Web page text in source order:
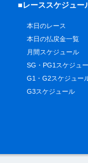
■レーススケジュー
本日のレース
本日の払戻金一覧
月間スケジュール
SG・PG1スケジュ
G1・G2スケジュー
G3スケジュール